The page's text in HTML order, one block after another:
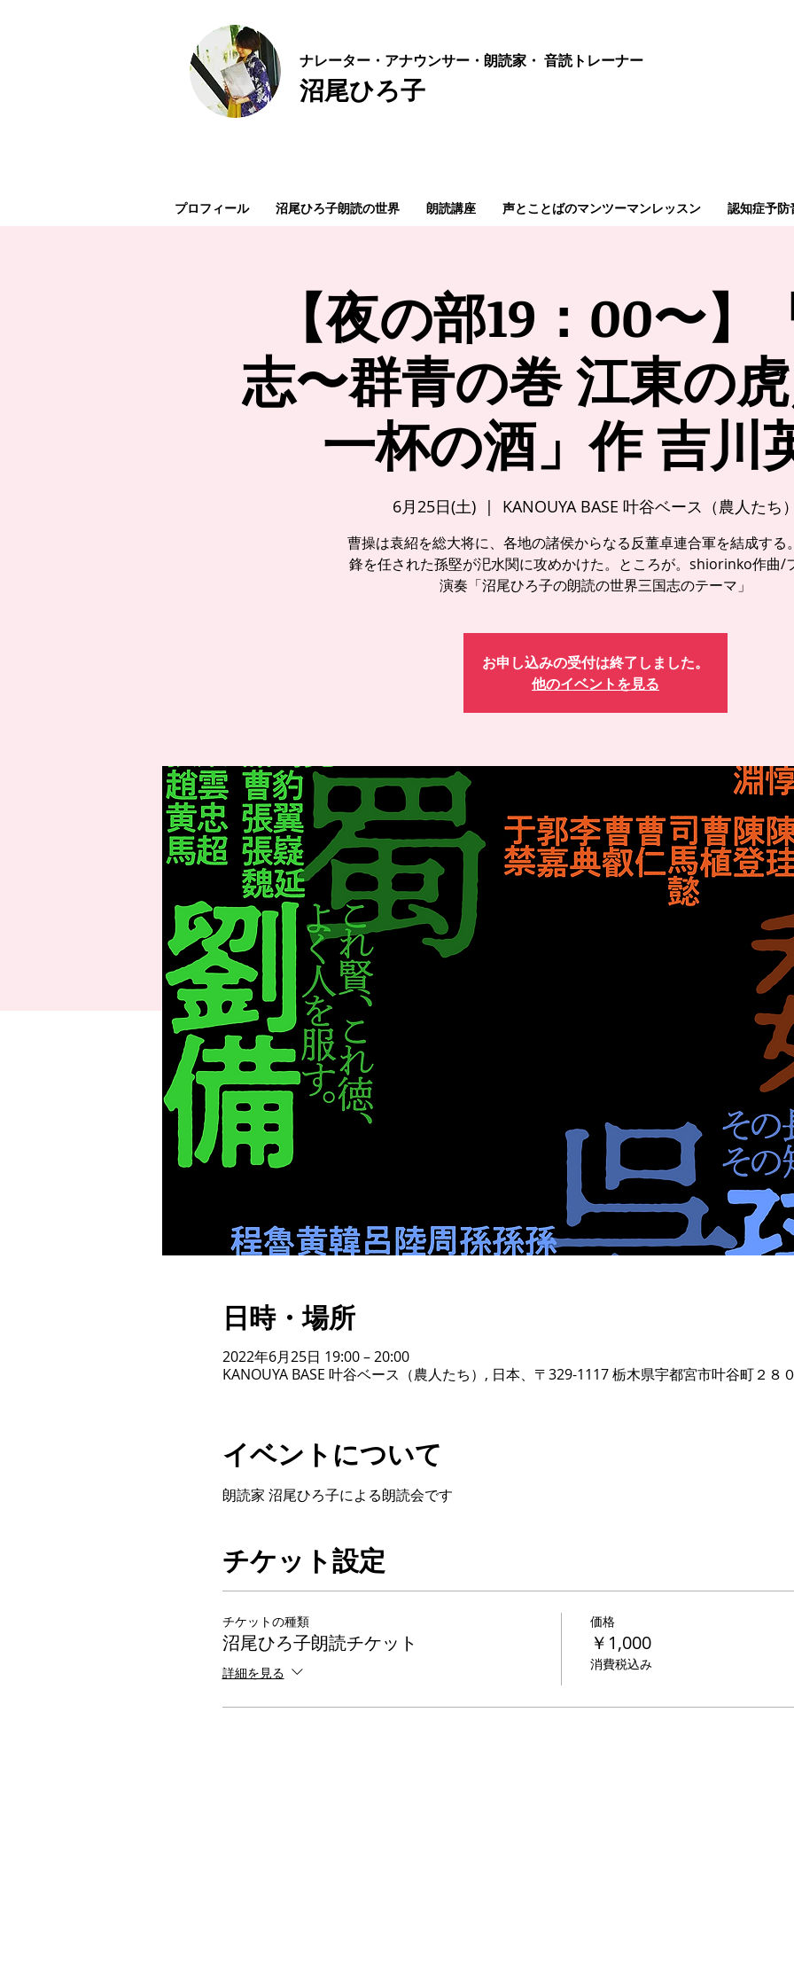
ナレーター・アナウンサー・朗読家・ 音読トレーナー
沼尾ひろ子
プロフィール 沼尾ひろ子朗読の世界 朗読講座 声とことばのマンツーマンレッスン 認知症予防
【夜の部19：00〜】
志〜群青の巻 江東の
一杯の酒」作 吉川
6月25日(土)
  |
KANOUYA BASE 叶谷ベース（農人たち
曹操は袁紹を総大将に、各地の諸侯からなる反董卓連合軍を結成する
鋒を任された孫堅が汜水関に攻めかけた。ところが。shiorinko作曲/
演奏「沼尾ひろ子の朗読の世界三国志のテーマ」
お申し込みの受付は終了しました。
他のイベントを見る
日時・場所
2022年6月25日 19:00 – 20:00
KANOUYA BASE 叶谷ベース（農人たち）, 日本、〒329-1117 栃木県宇都宮市叶谷町２８
イベントについて
朗読家 沼尾ひろ子による朗読会です
チケット設定
チケットの種類
沼尾ひろ子朗読チケット
詳細を見る
価格
￥1,000
消費税込み